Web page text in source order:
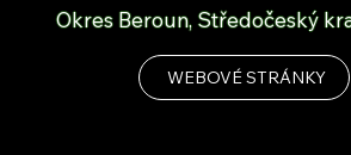
Okres Beroun, Středočeský
WEBOVÉ STRÁNKY